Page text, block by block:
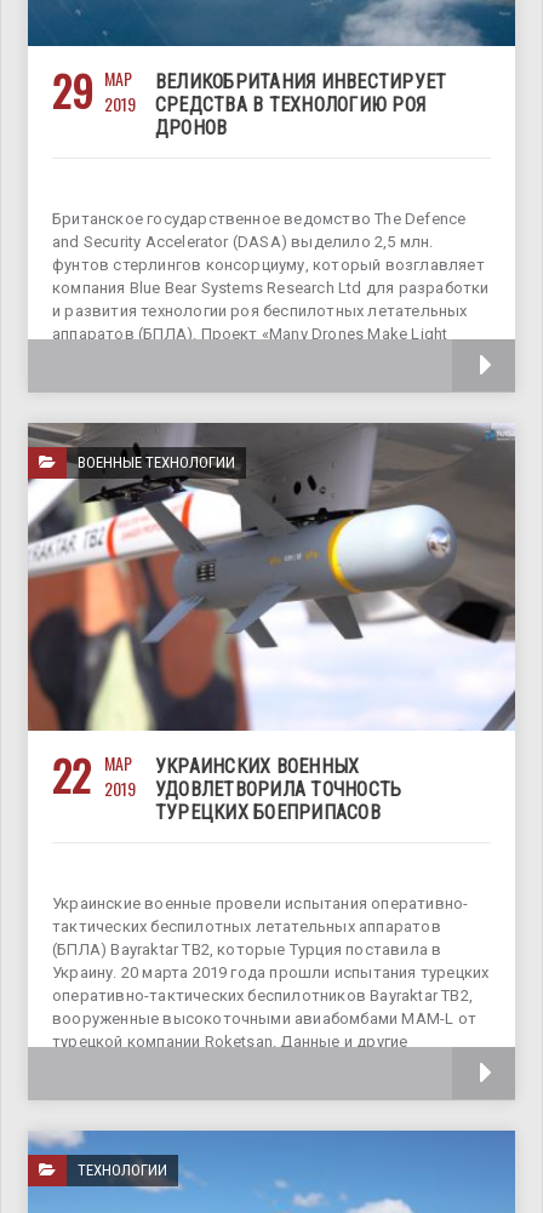
29 МАР
2019
ВЕЛИКОБРИТАНИЯ ИНВЕСТИРУЕТ
СРЕДСТВА В ТЕХНОЛОГИЮ РОЯ
ДРОНОВ
Британское государственное ведомство The Defence
and Security Accelerator (DASA) выделило 2,5 млн.
фунтов стерлингов консорциуму, который возглавляет
компания Blue Bear Systems Research Ltd для разработки
и развития технологии роя беспилотных летательных
аппаратов (БПЛА). Проект «Many Drones Make Light
ВОЕННЫЕ ТЕХНОЛОГИИ
22 МАР
2019
УКРАИНСКИХ ВОЕННЫХ
УДОВЛЕТВОРИЛА ТОЧНОСТЬ
ТУРЕЦКИХ БОЕПРИПАСОВ
Украинские военные провели испытания оперативно-
тактических беспилотных летательных аппаратов
(БПЛА) Bayraktar TB2, которые Турция поставила в
Украину. 20 марта 2019 года прошли испытания турецких
оперативно-тактических беспилотников Bayraktar TB2,
вооруженные высокоточными авиабомбами MAM-L от
турецкой компании Roketsan. Данные и другие
ТЕХНОЛОГИИ